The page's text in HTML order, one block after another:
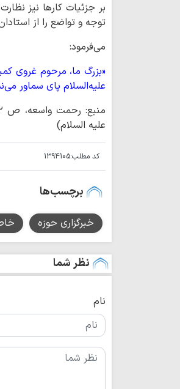
بر جزئیات کارها نیز
توجه و تواضع را از
می‌فرمود:
«بزرگ ما، مرحوم غروی
علیه‌السلام پای سماور
علیه السلام)
کد مطلب:1394105
برچسب‌ها
خبرگزاری حوزه
نظر شما
نام